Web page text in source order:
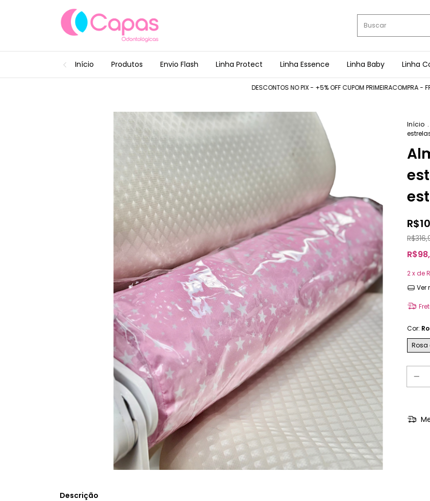
Início Produtos Envio Flash Linha Protect Linha Essence Linha Baby Linha
DESCONTOS NO PIX - +5% OFF CUPOM PRIMEIRACOMPRA - FRETE
Início .
2x de
Ver
Cor:
Rosa
Descrição